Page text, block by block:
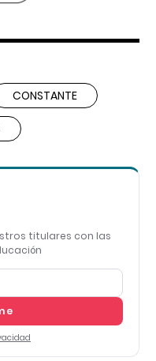
CONSTANTE
titulares con las